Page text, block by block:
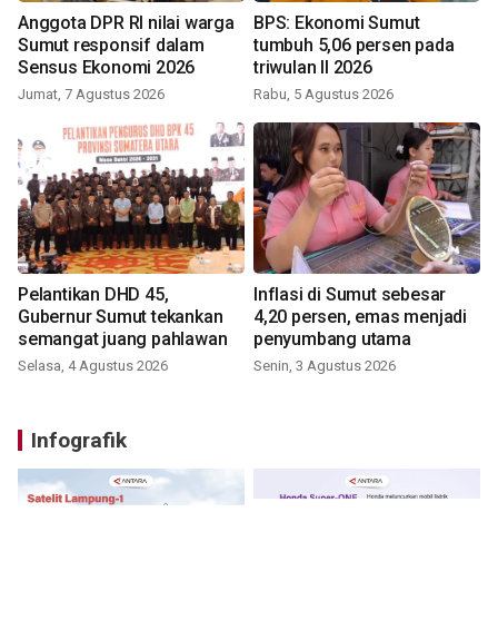
Anggota DPR RI nilai warga
Sumut responsif dalam
Sensus Ekonomi 2026
Jumat, 7 Agustus 2026
BPS: Ekonomi Sumut
tumbuh 5,06 persen pada
triwulan II 2026
Rabu, 5 Agustus 2026
Pelantikan DHD 45,
Gubernur Sumut tekankan
semangat juang pahlawan
Selasa, 4 Agustus 2026
Inflasi di Sumut sebesar
4,20 persen, emas menjadi
penyumbang utama
Senin, 3 Agustus 2026
Infografik